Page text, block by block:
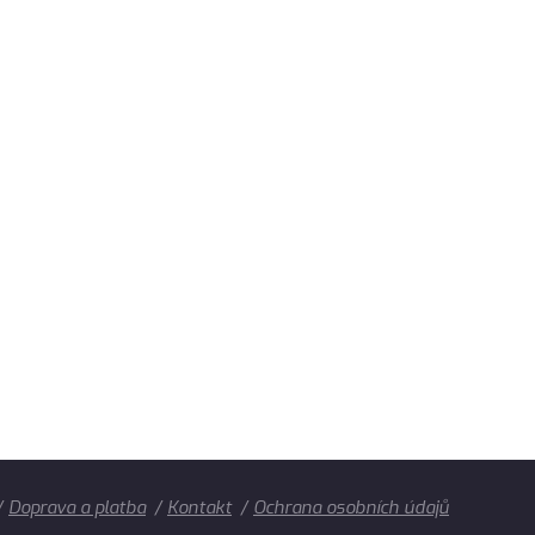
Doprava a platba Kontakt Ochrana osobních údajů